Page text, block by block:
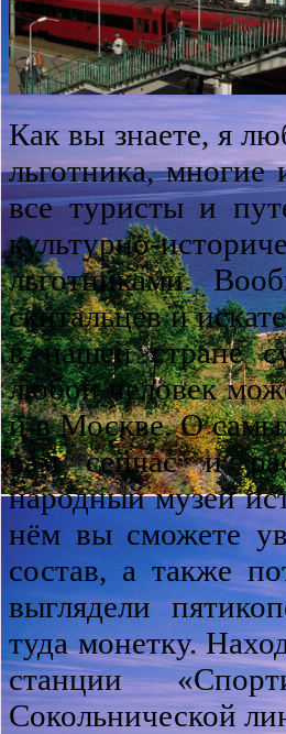
Как вы знаете, я
льготника,
все туристы и
культурно-
льготниками.
скитальцев и
в нашей стране
любой человек
и в Москве. О
вам сейчас и
народный музей
нём вы сможете
состав, а также
выглядели
туда монетку.
станции
Сокольнической